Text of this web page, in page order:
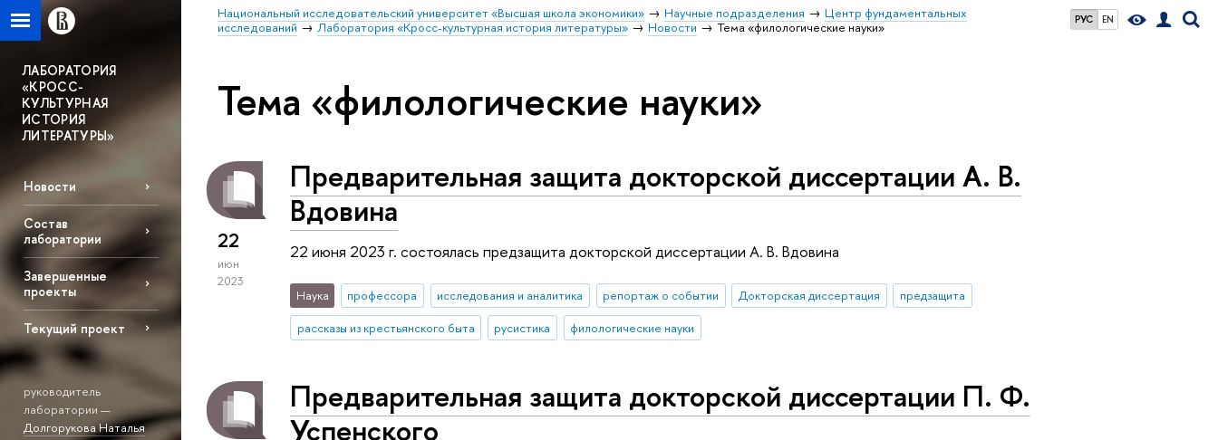
РУС EN
Национальный исследовательский университет «Высшая школа экономики» Научные подразделения
Центр фундаментальных
исследований
Лаборатория «Кросс-культурная история литературы» Новости Тема «филологические науки»
ЛАБОРАТОРИЯ
«КРОСС-
КУЛЬТУРНАЯ
ИСТОРИЯ
ЛИТЕРАТУРЫ»
Новости
Состав
лаборатории
Завершенные
проекты
Текущий проект
руководитель
лаборатории —
Долгорукова Наталья
Тема «филологические науки»
22
июн
2023
Предварительная защита докторской диссертации А. В.
Вдовина
22 июня 2023 г. состоялась предзащита докторской диссертации А. В. Вдовина
Наука профессора исследования и аналитика репортаж о событии Докторская диссертация
предзащита
рассказы из крестьянского быта
русистика филологические науки
Предварительная защита докторской диссертации П. Ф.
Успенского